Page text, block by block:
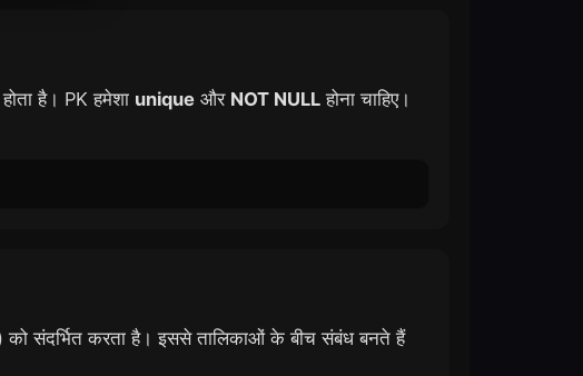
है। PK हमेशा unique और NOT NULL होना चाहिए।
को संदर्भित करता है। इससे तालिकाओं के बीच संबंध बनते हैं